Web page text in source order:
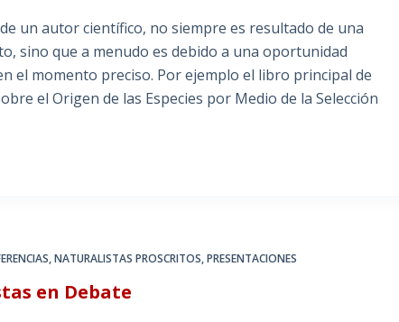
científico, no siempre es resultado de una
sino que a menudo es debido a una oportunidad
el momento preciso. Por ejemplo el libro principal de
el Origen de las Especies por Medio de la Selección
,NATURALISTAS PROSCRITOS,PRESENTACIONES
en Debate